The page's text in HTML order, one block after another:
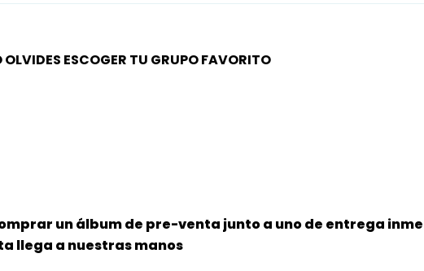
ESCOGER TU GRUPO FAVORITO
un álbum de pre-venta junto a uno de entrega
llega a nuestras manos